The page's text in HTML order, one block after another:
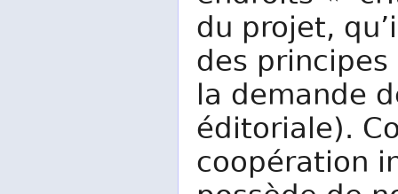
du projet,
des
la demande
éditoriale).
coopération